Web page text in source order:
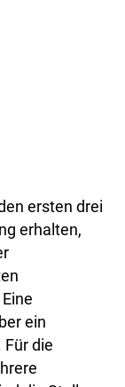
ersten drei
erhalten,
ein
die